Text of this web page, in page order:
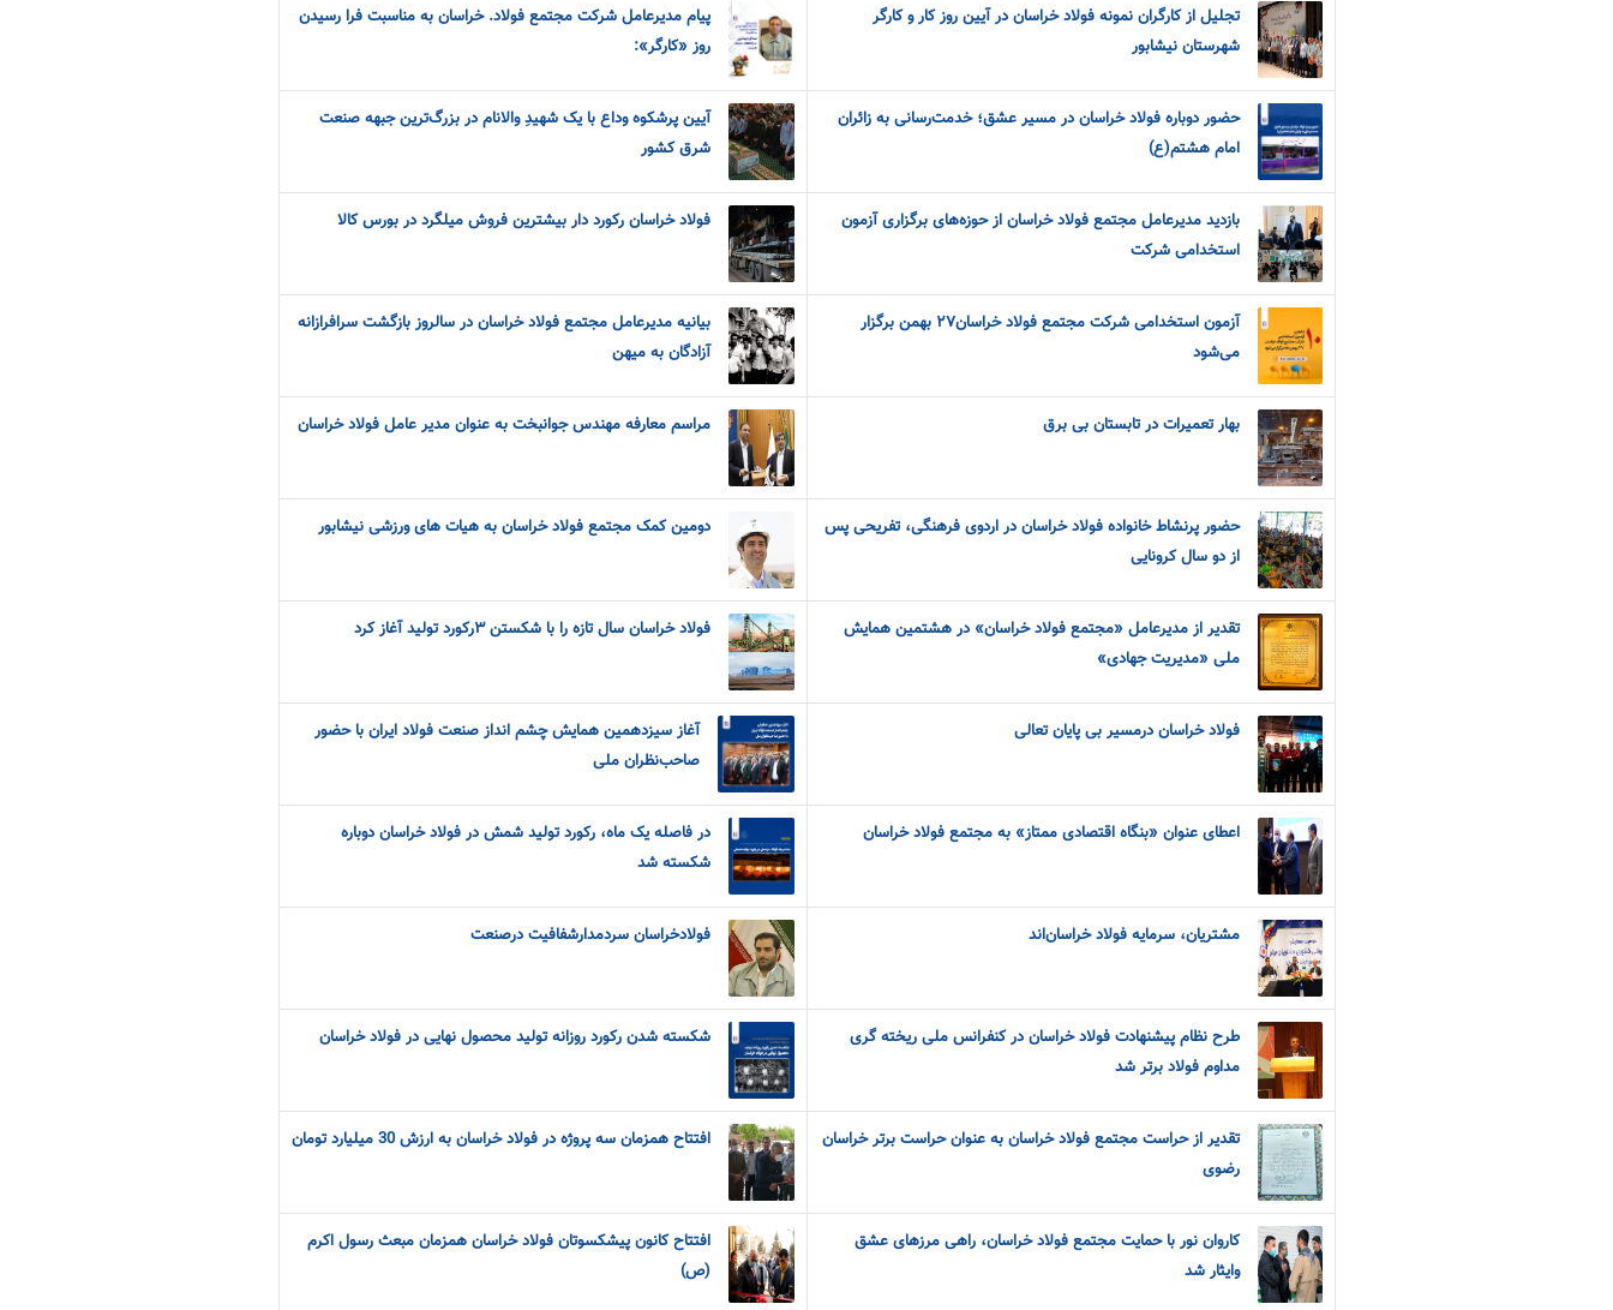
تجلیل از کارگران نمونه فولاد خراسان در آیین روز کار و کارگر
شهرستان نیشابور
پیام مدیرعامل شرکت مجتمع فولاد. خراسان به مناسبت فرا رسیدن
روز «کارگر»:
حضور دوباره فولاد خراسان در مسیر عشق؛ خدمت‌رسانی به زائران
امام هشتم(ع)
آیین پرشکوه وداع با یک شهیدِ والانام در بزرگ‌ترین جبهه صنعت
شرق کشور
بازدید مدیرعامل مجتمع فولاد خراسان از حوزه‌های برگزاری آزمون
استخدامی شرکت
فولاد خراسان رکورد دار بیشترین فروش میلگرد در بورس کالا
آزمون استخدامی شرکت مجتمع فولاد خراسان۲۷ بهمن برگزار
می‌شود
بیانیه مدیرعامل مجتمع فولاد خراسان در سالروز بازگشت سرافرازانه
آزادگان به میهن
بهار تعمیرات در تابستان بی برق مراسم معارفه مهندس جوانبخت به عنوان مدیر عامل فولاد خراسان
حضور پرنشاط خانواده فولاد خراسان در اردوی فرهنگی، تفریحی پس
از دو سال کرونایی
دومین کمک مجتمع فولاد خراسان به هیات های ورزشی نیشابور
تقدیر از مدیرعامل «مجتمع فولاد خراسان» در هشتمین همایش
ملی «مدیریت جهادی»
فولاد خراسان سال تازه را با شکستن ۳رکورد تولید آغاز کرد
فولاد خراسان درمسیر بی پایان تعالی
آغاز سیزدهمین همایش چشم انداز صنعت فولاد ایران با حضور
صاحب‌نظران ملی
اعطای عنوان «بنگاه اقتصادی ممتاز» به مجتمع فولاد خراسان
در فاصله یک ماه، رکورد تولید شمش در فولاد خراسان دوباره
شکسته شد
مشتریان، سرمایه فولاد خراسان‌اند فولادخراسان سردمدارشفافیت درصنعت
طرح نظام پیشنهادت فولاد خراسان در کنفرانس ملی ریخته گری
مداوم فولاد برتر شد
شکسته شدن رکورد روزانه تولید محصول نهایی در فولاد خراسان
تقدیر از حراست مجتمع فولاد خراسان به عنوان حراست برتر خراسان
رضوی
افتتاح همزمان سه پروژه در فولاد خراسان به ارزش 30 میلیارد تومان
کاروان نور با حمایت مجتمع فولاد خراسان، راهی مرزهای عشق
و‌ایثار شد
افتتاح کانون پیشکسوتان فولاد خراسان همزمان مبعث رسول اکرم
(ص)